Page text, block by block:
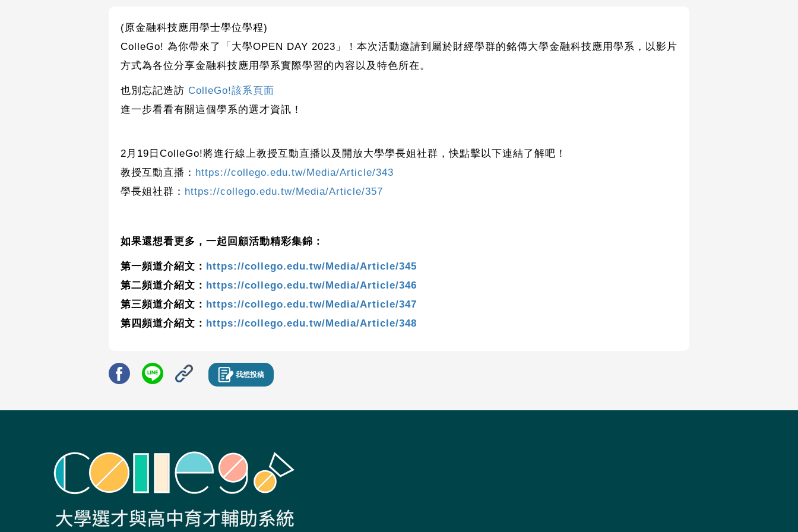
(原金融科技應用學士學位學程)
ColleGo! 為你帶來了「大學OPEN DAY 2023」！本次活動邀請到屬於財經學群的銘傳大學金融科技應用學系，以影片
方式為各位分享金融科技應用學系實際學習的內容以及特色所在。
也別忘記造訪 ColleGo!該系頁面
進一步看看有關這個學系的選才資訊！
2月19日ColleGo!將進行線上教授互動直播以及開放大學學長姐社群，快點擊以下連結了解吧！
教授互動直播： https://collego.edu.tw/Media/Article/343
學長姐社群： https://collego.edu.tw/Media/Article/357
如果還想看更多，一起回顧活動精彩集錦：
第一頻道介紹文： https://collego.edu.tw/Media/Article/345
第二頻道介紹文： https://collego.edu.tw/Media/Article/346
第三頻道介紹文： https://collego.edu.tw/Media/Article/347
第四頻道介紹文： https://collego.edu.tw/Media/Article/348
我想投稿